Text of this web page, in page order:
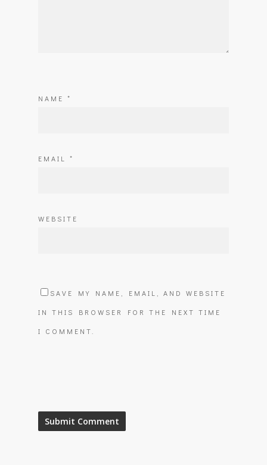
NAME *
EMAIL *
WEBSITE
SAVE MY NAME, EMAIL, AND WEBSITE
IN THIS BROWSER FOR THE NEXT TIME
I COMMENT.